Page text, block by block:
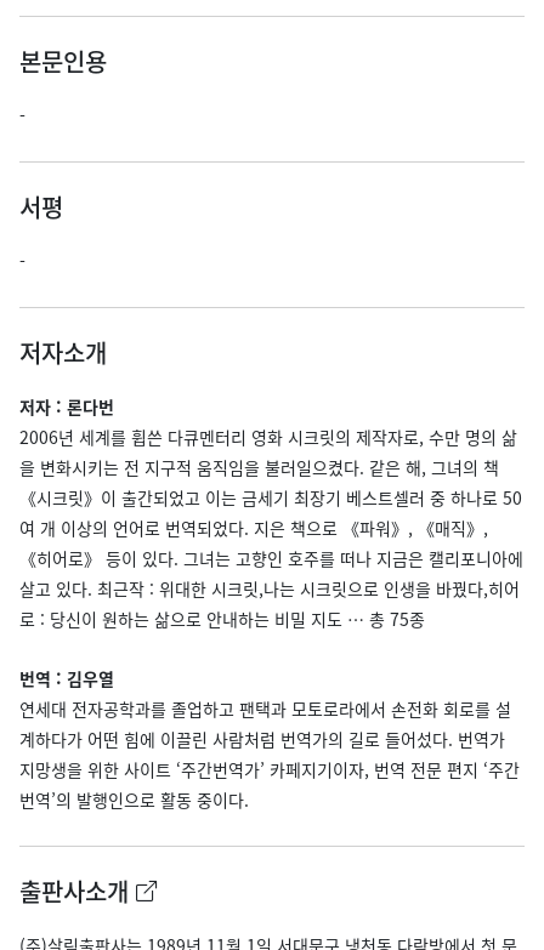
본문인용
-
서평
-
저자소개
저자 : 론다번
2006년 세계를 휩쓴 다큐멘터리 영화 시크릿의 제작자로, 수만 명의 삶
을 변화시키는 전 지구적 움직임을 불러일으켰다. 같은 해, 그녀의 책
《시크릿》이 출간되었고 이는 금세기 최장기 베스트셀러 중 하나로 50
여 개 이상의 언어로 번역되었다. 지은 책으로 《파워》, 《매직》,
《히어로》 등이 있다. 그녀는 고향인 호주를 떠나 지금은 캘리포니아에
살고 있다. 최근작 : 위대한 시크릿,나는 시크릿으로 인생을 바꿨다,히어
로 : 당신이 원하는 삶으로 안내하는 비밀 지도 … 총 75종
번역 : 김우열
연세대 전자공학과를 졸업하고 팬택과 모토로라에서 손전화 회로를 설
계하다가 어떤 힘에 이끌린 사람처럼 번역가의 길로 들어섰다. 번역가
지망생을 위한 사이트 ‘주간번역가’ 카페지기이자, 번역 전문 편지 ‘주간
번역’의 발행인으로 활동 중이다.
출판사소개
(주)살림출판사는 1989년 11월 1일 서대문구 냉천동 다락방에서 첫 문